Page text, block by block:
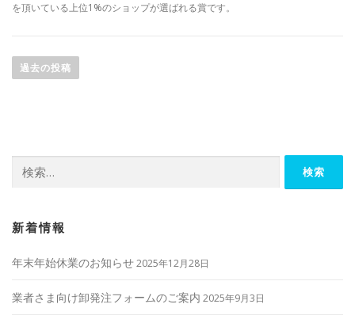
を頂いている上位1%のショップが選ばれる賞です。
稿
シ
過去の投稿
索:
新着情報
年末年始休業のお知らせ2025年12月28日
業者さま向け卸発注フォームのご案内 2025年9月3日